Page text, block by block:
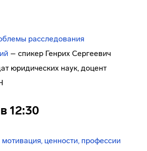
расследования
– спикер Генрих Сергеевич
юридических наук, доцент
12:30
ценности, профессии